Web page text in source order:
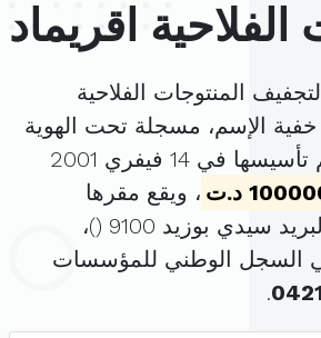
الفلاحية اقريماد
المنتوجات الفلاحية
الإسم، مسجلة تحت الهوية
. تم تأسيسها في 14 فيفري 2001
د.ت
، ويقع مقرها
سيدي بوزيد 9100 (
)،
السجل الوطني للمؤسسات
.